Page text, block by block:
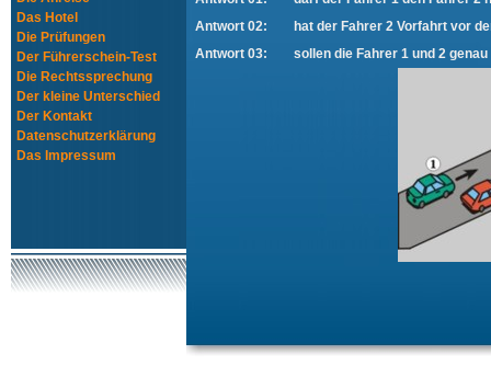
Das Hotel
Die Prüfungen
Der Führerschein-Test
Die Rechtssprechung
Der kleine Unterschied
Der Kontakt
Datenschutzerklärung
Das Impressum
Antwort 02:
hat der Fahrer 2 Vorfahrt vor
Antwort 03:
sollen die Fahrer 1 und 2